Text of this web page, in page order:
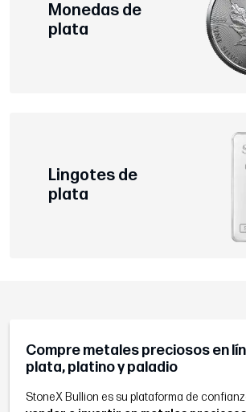
Monedas de
plata
Lingotes de
plata
Compre metales preciosos en
plata, platino y paladio
StoneX Bullion es su plataforma de